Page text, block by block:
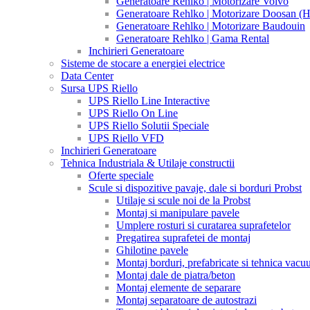
Generatoare Rehlko | Motorizare Doosan
Generatoare Rehlko | Motorizare Baudouin
Generatoare Rehlko | Gama Rental
Inchirieri Generatoare
Sisteme de stocare a energiei electrice
Data Center
Sursa UPS Riello
UPS Riello Line Interactive
UPS Riello On Line
UPS Riello Solutii Speciale
UPS Riello VFD
Inchirieri Generatoare
Tehnica Industriala & Utilaje constructii
Oferte speciale
Scule si dispozitive pavaje, dale si borduri Probst
Utilaje si scule noi de la Probst
Montaj si manipulare pavele
Umplere rosturi si curatarea suprafetelor
Pregatirea suprafetei de montaj
Ghilotine pavele
Montaj borduri, prefabricate si tehnica
Montaj dale de piatra/beton
Montaj elemente de separare
Montaj separatoare de autostrazi